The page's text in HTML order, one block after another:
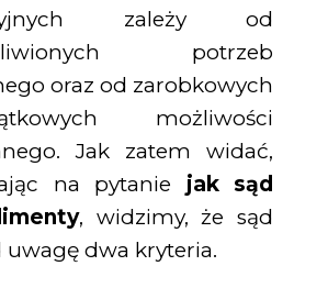
zależy od
potrzeb
oraz od zarobkowych
możliwości
Jak zatem widać,
na pytanie jak sąd
, widzimy, że sąd
uwagę dwa kryteria.